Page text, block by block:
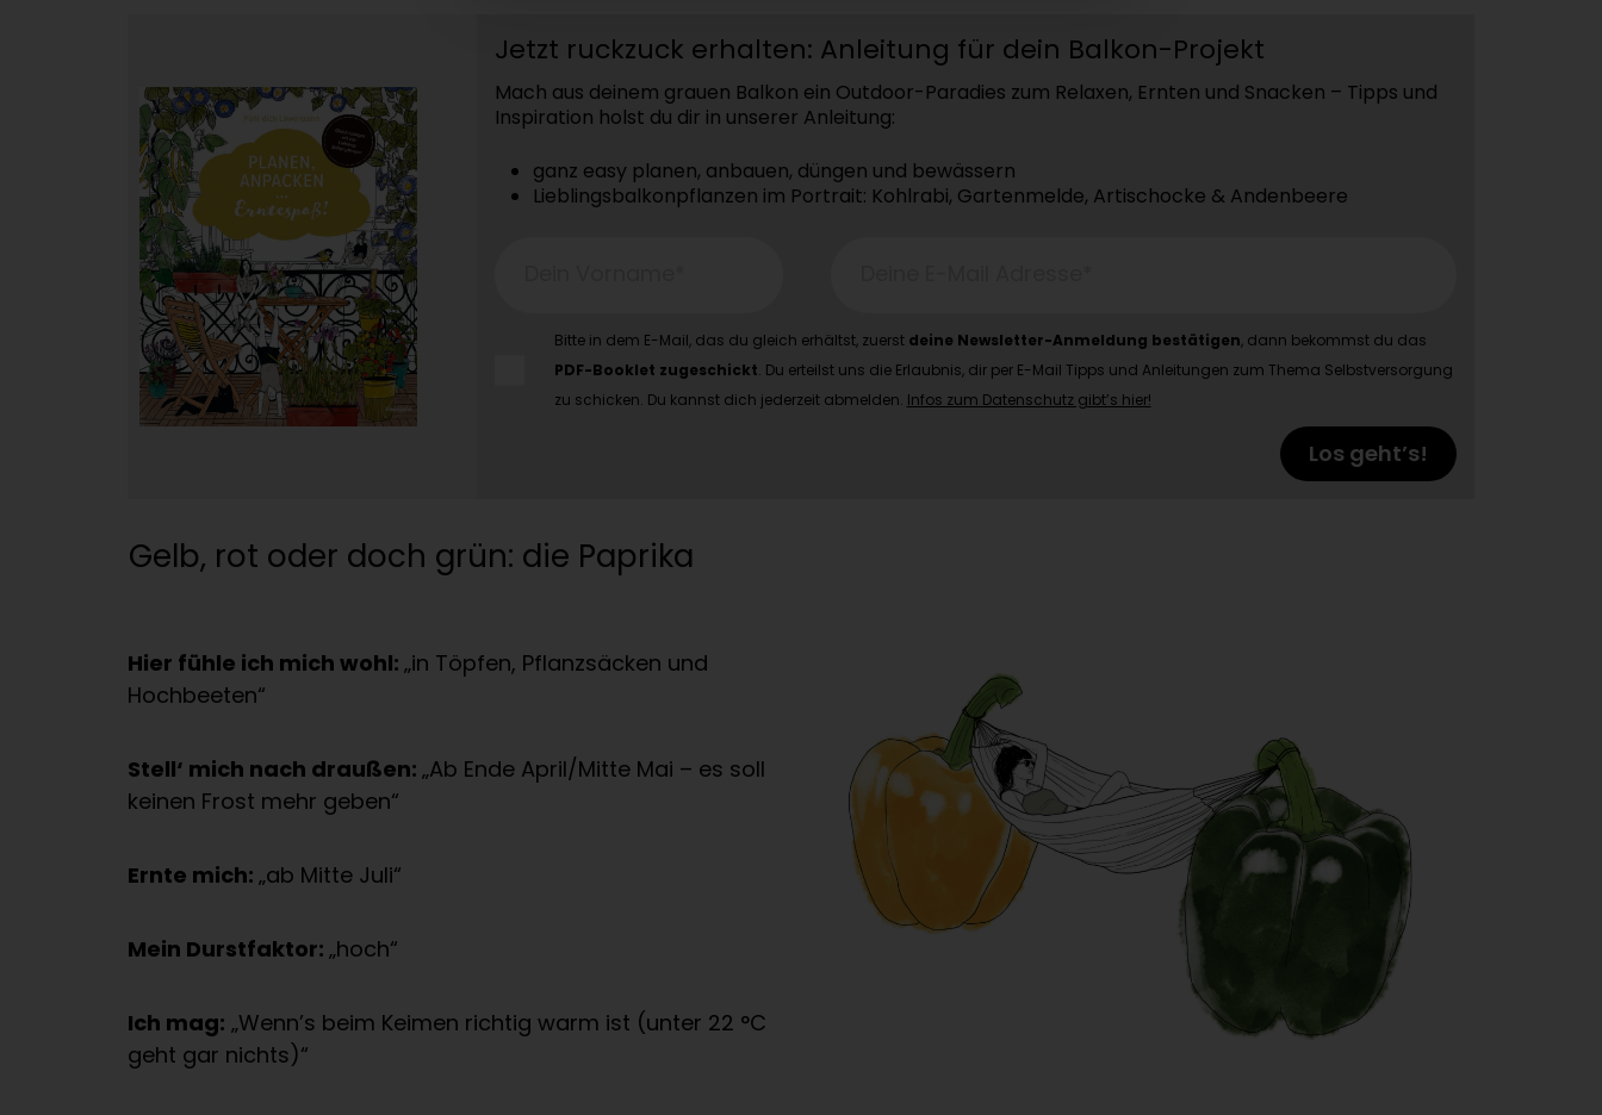
Jetzt ruckzuck erhalten: Anleitung für dein Balkon-Projekt
Mach aus deinem grauen Balkon ein Outdoor-Paradies zum Relaxen, Ernten und Snacken – Tipps und
Inspiration holst du dir in unserer Anleitung:
ganz easy planen, anbauen, düngen und bewässern
Lieblingsbalkonpflanzen im Portrait: Kohlrabi, Gartenmelde, Artischocke & Andenbeere
Bitte in dem E-Mail, das du gleich erhältst, zuerst deine Newsletter-Anmeldung bestätigen, dann bekommst du das
PDF-Booklet zugeschickt. Du erteilst uns die Erlaubnis, dir per E-Mail Tipps und Anleitungen zum Thema Selbstversorgung
zu schicken. Du kannst dich jederzeit abmelden. Infos zum Datenschutz gibt’s hier!
Los geht’s!
Gelb, rot oder doch grün: die Paprika
Hier fühle ich mich wohl: „in Töpfen, Pflanzsäcken und
Hochbeeten“
Stell‘ mich nach draußen: „Ab Ende April/Mitte Mai – es soll
keinen Frost mehr geben“
Ernte mich: „ab Mitte Juli“
Mein Durstfaktor: „hoch“
Ich mag: „Wenn’s beim Keimen richtig warm ist (unter 22 °C
geht gar nichts)“